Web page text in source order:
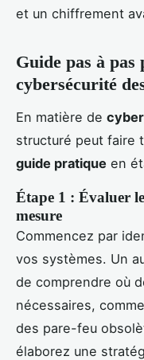
et un chiffrement
Guide pas à
cybersécurité
En matière de
structuré peut faire
guide pratique en
Étape 1 : Évaluer
mesure
Commencez par
vos systèmes. Un
de comprendre où
nécessaires,
des pare-feu
élaborez une